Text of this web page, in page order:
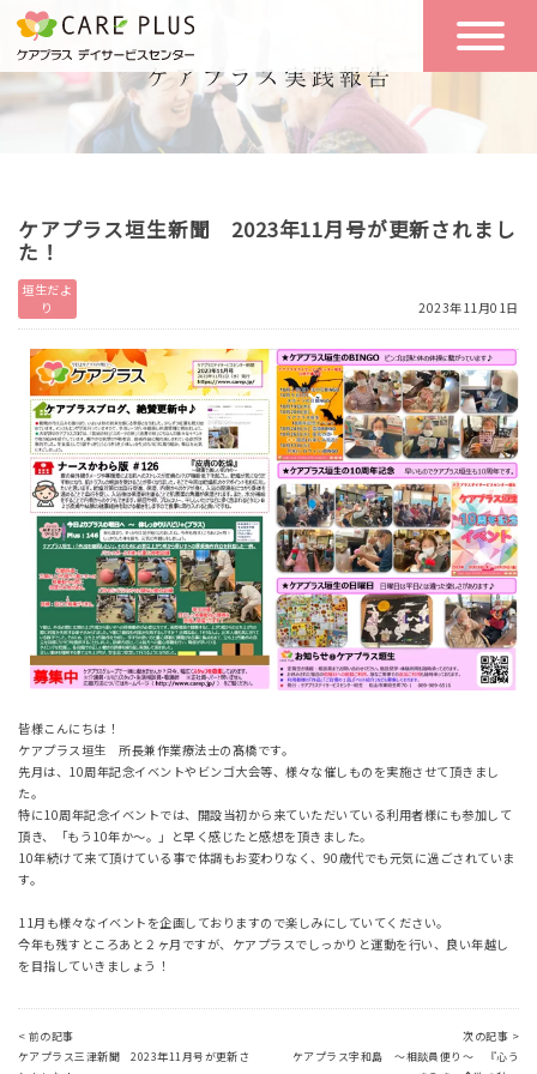
こんな方に
おすすめ
一日の流れ
一日体験
空き状況
リクルート
お問い合わせ
体験希望
ケアプラス垣生新聞 2023年11月号が更新されまし
た！
垣生だよ
り
2023年11月01日
皆様こんにちは！
ケアプラス垣生 所長兼作業療法士の髙橋です。
先月は、10周年記念イベントやビンゴ大会等、様々な催しものを実施させて頂きまし
た。
特に10周年記念イベントでは、開設当初から来ていただいている利用者様にも参加して
頂き、「もう10年か～。」と早く感じたと感想を頂きました。
10年続けて来て頂けている事で体調もお変わりなく、90歳代でも元気に過ごされていま
す。
11月も様々なイベントを企画しておりますので楽しみにしていてください。
今年も残すところあと２ヶ月ですが、ケアプラスでしっかりと運動を行い、良い年越し
を目指していきましょう！
< 前の記事
ケアプラス三津新聞 2023年11月号が更新さ
次の記事 >
ケアプラス宇和島 ～相談員便り～ 『心う